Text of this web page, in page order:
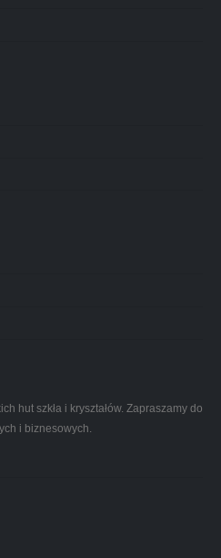
hut szkła i kryształów. Zapraszamy do
i biznesowych.